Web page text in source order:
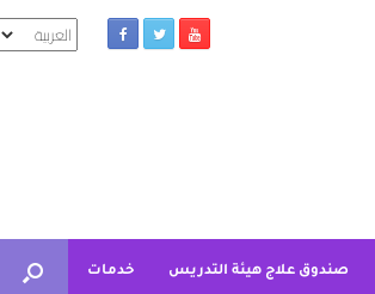
اختر
لغة
صندوق علاج هيئة التدريس خدمات